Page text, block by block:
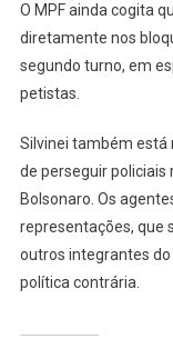
O MPF ainda cogita
diretamente nos
segundo turno, em
petistas.
Silvinei também está
de perseguir policiais
Bolsonaro. Os
representações, que
outros integrantes
política contrária.